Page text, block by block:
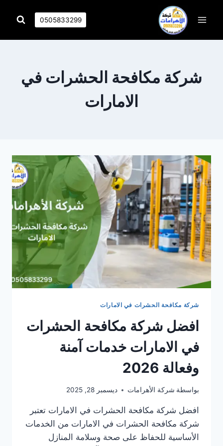
0505833299
شركة مكافحة الحشرات في
الامارات
شركة مكافحة الحشرات في الامارات
افضل شركة مكافحة الحشرات
في الامارات خدمات آمنة
وفعالة 2026
بواسطة شركة الأهرامات ديسمبر 28, 2025
افضل شركة مكافحة الحشرات في الامارات تعتبر
شركة مكافحة الحشرات في الامارات من الخدمات
الأساسية للحفاظ على صحة وسلامة المنازل